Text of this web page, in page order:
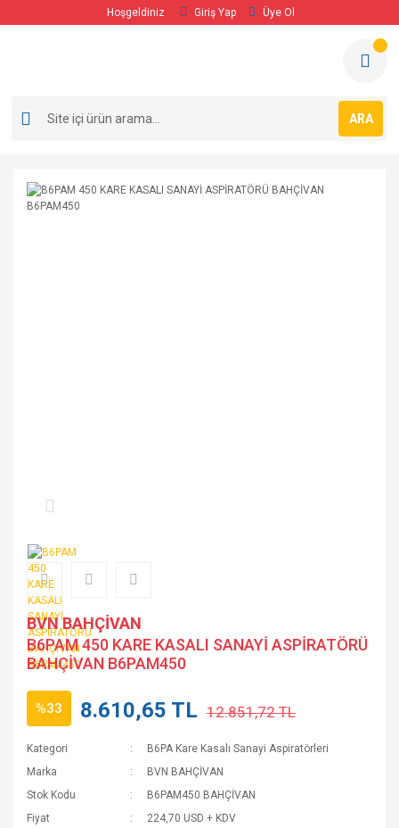
Hoşgeldiniz Giriş Yap Üye Ol
ARA
BVN BAHÇİVAN
B6PAM 450 KARE KASALI SANAYİ ASPİRATÖRÜ
BAHÇİVAN B6PAM450
%33 8.610,65 TL 12.851,72 TL
Kategori
B6PA Kare Kasalı Sanayi Aspiratörleri
Marka
BVN BAHÇİVAN
Stok Kodu
B6PAM450 BAHÇİVAN
Fiyat
224,70 USD + KDV